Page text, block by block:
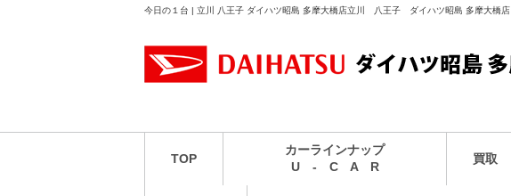
今日の１台 | 立川 八王子 ダイハツ昭島 多摩大橋店立川 八王子 ダイハツ昭島 多摩大橋店
TOP
カーラインナップ
U - C A R
買取